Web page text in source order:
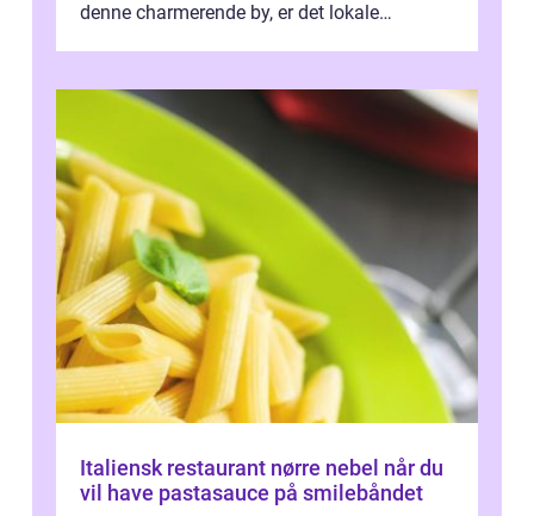
denne charmerende by, er det lokale
Italiensk restaurant nørre nebel når du
vil have pastasauce på smilebåndet